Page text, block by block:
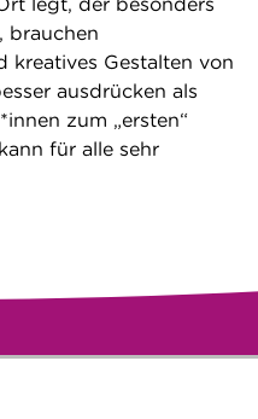
brauchen
kreatives Gestalten von
ausdrücken als
zum „ersten“
für alle sehr